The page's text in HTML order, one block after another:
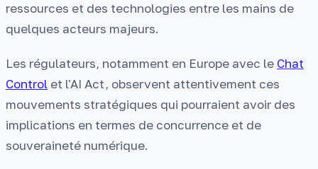
ressources et des technologies entre les mains de
quelques acteurs majeurs.
Les régulateurs, notamment en Europe avec le Chat
Control et l'AI Act, observent attentivement ces
mouvements stratégiques qui pourraient avoir des
implications en termes de concurrence et de
souveraineté numérique.